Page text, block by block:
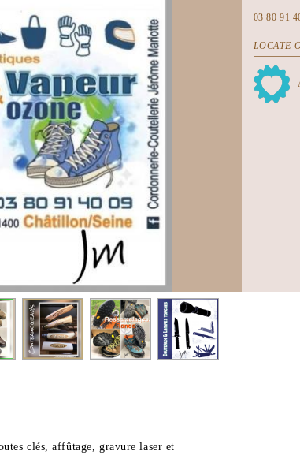
03 80 91
LOCATE
clés, affûtage, gravure laser et